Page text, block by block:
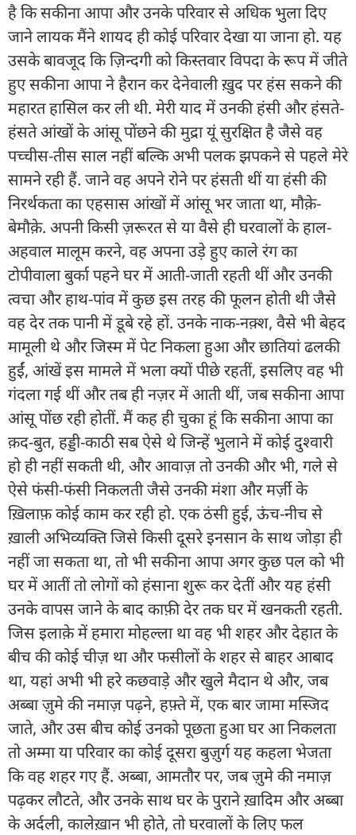
है कि सकीना आपा और उनके परिवार से अधिक भुला दिए
जाने लायक मैंने शायद ही कोई परिवार देखा या जाना हो. यह
उसके बावजूद कि ज़िन्दगी को किस्तवार विपदा के रूप में जीते
हुए सकीना आपा ने हैरान कर देनेवाली ख़ुद पर हंस सकने की
महारत हासिल कर ली थी. मेरी याद में उनकी हंसी और हंसते-
हंसते आंखों के आंसू पोंछने की मुद्रा यूं सुरक्षित है जैसे वह
पच्चीस-तीस साल नहीं बल्कि अभी पलक झपकने से पहले मेरे
सामने रही हैं. जाने वह अपने रोने पर हंसती थीं या हंसी की
निरर्थकता का एहसास आंखों में आंसू भर जाता था, मौक़े-
बेमौक़े. अपनी किसी ज़रूरत से या वैसे ही घरवालों के हाल-
अहवाल मालूम करने, वह अपना उड़े हुए काले रंग का
टोपीवाला बुर्का पहने घर में आती-जाती रहती थीं और उनकी
त्वचा और हाथ-पांव में कुछ इस तरह की फूलन होती थी जैसे
वह देर तक पानी में डूबे रहे हों. उनके नाक-नक़्श, वैसे भी बेहद
मामूली थे और जिस्म में पेट निकला हुआ और छातियां ढलकी
हुईं, आंखें इस मामले में भला क्यों पीछे रहतीं, इसलिए वह भी
गंदला गई थीं और तब ही नज़र में आती थीं, जब सकीना आपा
आंसू पोंछ रही होतीं. मैं कह ही चुका हूं कि सकीना आपा का
क़द-बुत, हड्डी-काठी सब ऐसे थे जिन्हें भुलाने में कोई दुश्वारी
हो ही नहीं सकती थी, और आवाज़ तो उनकी और भी, गले से
ऐसे फंसी-फंसी निकलती जैसे उनकी मंशा और मर्ज़ी के
ख़िलाफ़ कोई काम कर रही हो. एक ठंसी हुई, ऊंच-नीच से
ख़ाली अभिव्यक्ति जिसे किसी दूसरे इनसान के साथ जोड़ा ही
नहीं जा सकता था, तो भी सकीना आपा अगर कुछ पल को भी
घर में आतीं तो लोगों को हंसाना शुरू कर देतीं और यह हंसी
उनके वापस जाने के बाद काफ़ी देर तक घर में खनकती रहती.
जिस इलाक़े में हमारा मोहल्ला था वह भी शहर और देहात के
बीच की कोई चीज़ था और फसीलों के शहर से बाहर आबाद
था, यहां अभी भी हरे कछवाड़े और खुले मैदान थे और, जब
अब्बा ज़ुमे की नमाज़ पढ़ने, हफ़्ते में, एक बार जामा मस्जिद
जाते, और उस बीच कोई उनको पूछता हुआ घर आ निकलता
तो अम्मा या परिवार का कोई दूसरा बुज़ुर्ग यह कहला भेजता
कि वह शहर गए हैं. अब्बा, आमतौर पर, जब ज़ुमे की नमाज़
पढ़कर लौटते, और उनके साथ घर के पुराने ख़ादिम और अब्बा
के अर्दली, कालेख़ान भी होते, तो घरवालों के लिए फल